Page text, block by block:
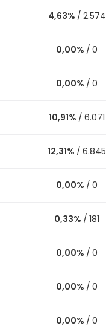
4,63% / 2.574
0,00% / 0
0,00% / 0
10,91% / 6.071
12,31% / 6.845
0,00% / 0
0,33% / 181
0,00% / 0
0,00% / 0
0,00% / 0